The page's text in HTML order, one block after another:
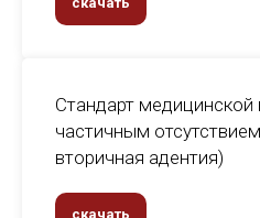
Стандарт
частичным
вторичная адентия)
скачать